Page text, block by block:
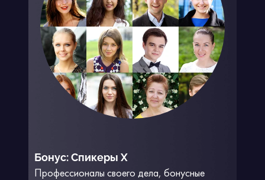
Бонус: Спикеры Х
Профессионалы своего дела, бонусные